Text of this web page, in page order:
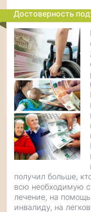
Достоверность
получил больше,
всю необходимую
лечение, на
инвалиду, на